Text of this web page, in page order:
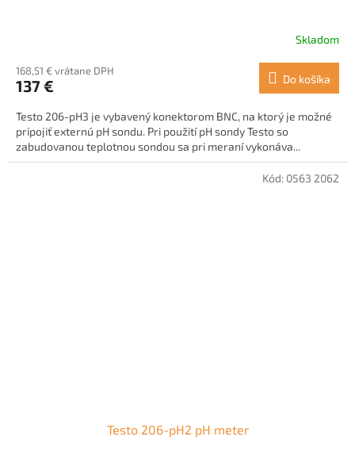
Skladom
168,51 € vrátane DPH
137 € Do košíka
Testo 206-pH3 je vybavený konektorom BNC, na ktorý je možné
pripojiť externú pH sondu. Pri použití pH sondy Testo so
zabudovanou teplotnou sondou sa pri meraní vykonáva...
Testo 206-pH2 pH meter
Kód: 0563 2062